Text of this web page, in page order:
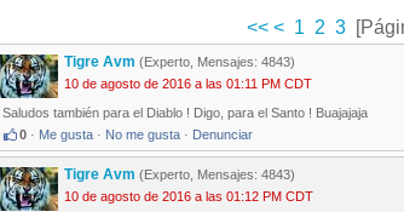
<< < 1 2 3
Tigre Avm (Experto, Mensajes: 4843)
10 de agosto de 2016 a las 01:11 PM CDT
Saludos también para el Diablo ! Digo, para el Santo ! Buajajaja
0 · Me gusta · No me gusta · Denunciar
Tigre Avm (Experto, Mensajes: 4843)
10 de agosto de 2016 a las 01:12 PM CDT